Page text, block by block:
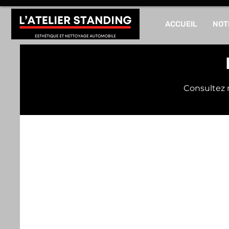
ACCUEIL
Consultez